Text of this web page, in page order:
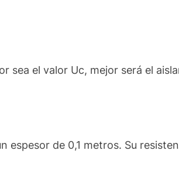
sea el valor Uc, mejor será el
de 0,1 metros. Su